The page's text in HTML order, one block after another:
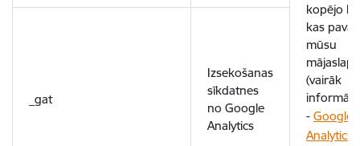
kopējo
kas
mūsu
mājaslapā
(vairāk
- Google
Analytics
_gat
Izsekošanas
sīkdatnes
no Google
Analytics